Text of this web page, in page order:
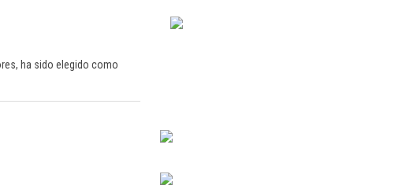
ha sido elegido como